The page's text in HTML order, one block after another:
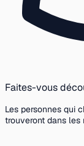
Faites-vous
Les personnes qui
trouveront dans les